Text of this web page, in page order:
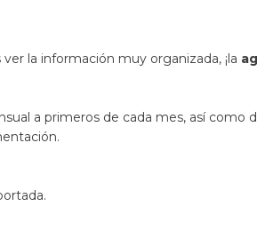
la información muy organizada, ¡la
a primeros de cada mes, así